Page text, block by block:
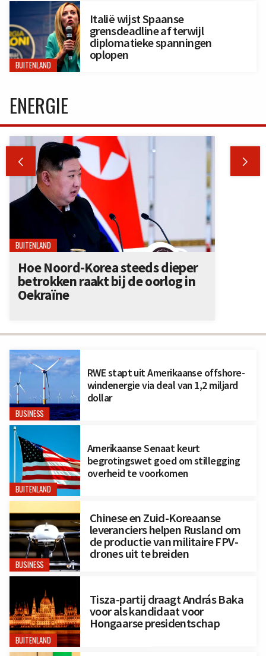
BUITENLAND
Italië wijst Spaanse
grensdeadline af terwijl
diplomatieke spanningen
oplopen
BUSINESS
RWE stapt uit Amerikaanse offshore-
windenergie via deal van 1,2 miljard
dollar
BUITENLAND
Amerikaanse Senaat keurt
begrotingswet goed om stillegging
overheid te voorkomen
BUSINESS
Chinese en Zuid-Koreaanse
leveranciers helpen Rusland om
de productie van militaire FPV-
drones uit te breiden
BUITENLAND
Tisza-partij draagt András Baka
voor als kandidaat voor
Hongaarse presidentschap
ENERGIE
 
BUITENLAND
Hoe Noord-Korea steeds dieper
betrokken raakt bij de oorlog in
Oekraïne